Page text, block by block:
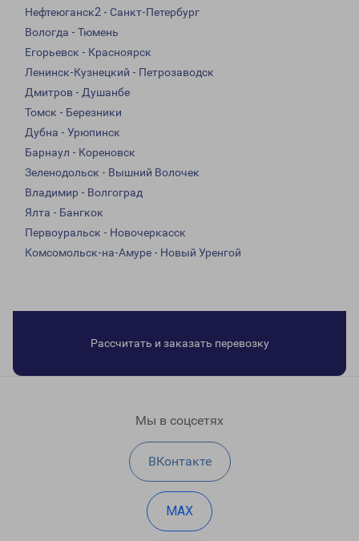
Нефтеюганск2 - Санкт-Петербург
Вологда - Тюмень
Егорьевск - Красноярск
Ленинск-Кузнецкий - Петрозаводск
Дмитров - Душанбе
Томск - Березники
Дубна - Урюпинск
Барнаул - Кореновск
Зеленодольск - Вышний Волочек
Владимир - Волгоград
Ялта - Бангкок
Первоуральск - Новочеркасск
Комсомольск-на-Амуре - Новый Уренгой
Рассчитать и заказать перевозку
Мы в соцсетях
ВКонтакте
MAX